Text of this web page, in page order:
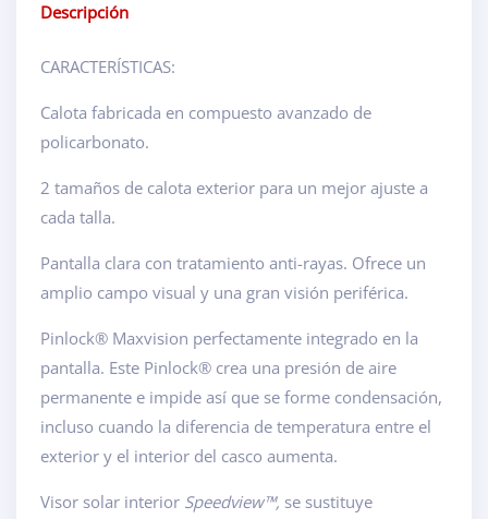
Descripción
CARACTERÍSTICAS:
Calota fabricada en compuesto avanzado de
policarbonato.
2 tamaños de calota exterior para un mejor ajuste a
cada talla.
Pantalla clara con tratamiento anti-rayas. Ofrece un
amplio campo visual y una gran visión periférica.
Pinlock® Maxvision perfectamente integrado en la
pantalla. Este Pinlock® crea una presión de aire
permanente e impide así que se forme condensación,
incluso cuando la diferencia de temperatura entre el
exterior y el interior del casco aumenta.
Visor solar interior Speedview™, se sustituye